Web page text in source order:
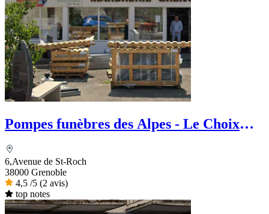
Pompes funèbres des Alpes - Le Choix
6,Avenue de St-Roch
38000 Grenoble
4,5 /5 (2 avis)
top notes